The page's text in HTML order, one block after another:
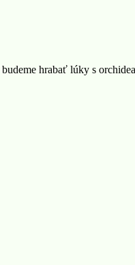
hrabať lúky s